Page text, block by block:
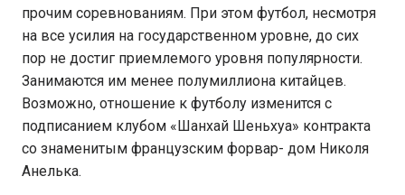
прочим соревнованиям. При этом футбол, несмотря
на все усилия на государственном уровне, до сих
пор не достиг приемлемого уровня популярности.
Занимаются им менее полумиллиона китайцев.
Возможно, отношение к футболу изменится с
подписанием клубом «Шанхай Шеньхуа» контракта
со знаменитым французским форвар- дом Николя
Анелька.